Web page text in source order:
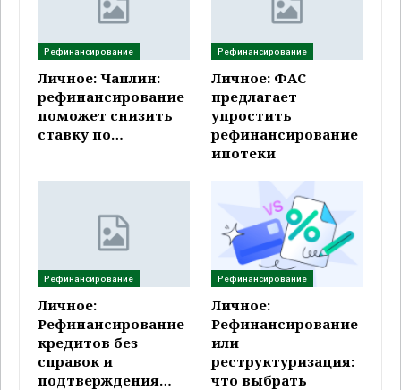
Рефинансирование
Личное: Чаплин:
рефинансирование
поможет снизить
ставку по…
Рефинансирование
Личное: ФАС
предлагает
упростить
рефинансирование
ипотеки
Рефинансирование
Личное:
Рефинансирование
кредитов без
справок и
подтверждения…
Рефинансирование
Личное:
Рефинансирование
или
реструктуризация:
что выбрать